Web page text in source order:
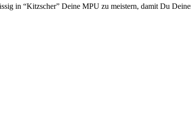
in “Kitzscher” Deine MPU zu meistern, damit Du